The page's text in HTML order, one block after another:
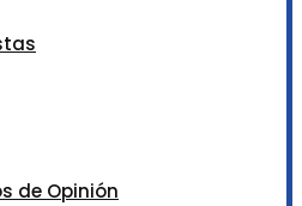
de Opinión